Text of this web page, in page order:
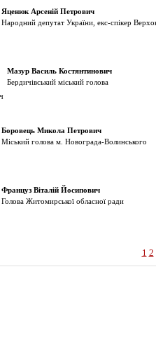
Яценюк Арсеній Петрович
Народний депутат України, екс-спікер
Мазур Василь Костянтинович
Бердичівський міський голова
Боровець Микола Петрович
Міський голова м. Новограда-Волинського
Француз Віталій Йосипович
Голова Житомирської обласної ради
1 2